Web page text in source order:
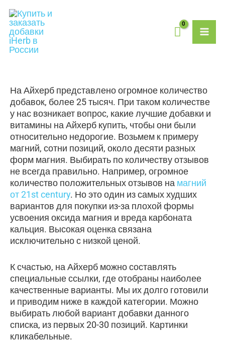
содержимому
На Айхерб представлено огромное количество
добавок, более 25 тысяч. При таком количестве
у нас возникает вопрос, какие лучшие добавки и
витамины на Айхерб купить, чтобы они были
относительно недорогие. Возьмем к примеру
магний, сотни позиций, около десяти разных
форм магния. Выбирать по количеству отзывов
не всегда правильно. Например, огромное
количество положительных отзывов на магний
от 21st century. Но это один из самых худших
вариантов для покупки из-за плохой формы
усвоения оксида магния и вреда карбоната
кальция. Высокая оценка связана
исключительно с низкой ценой.
К счастью, на Айхерб можно составлять
специальные ссылки, где отобраны наиболее
качественные варианты. Мы их долго готовили
и приводим ниже в каждой категории. Можно
выбирать любой вариант добавки данного
списка, из первых 20-30 позиций. Картинки
кликабельные.